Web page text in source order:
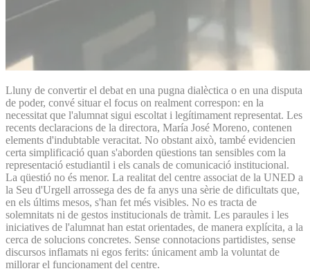
Lluny de convertir el debat en una pugna dialèctica o en una disputa
de poder, convé situar el focus on realment correspon: en la
necessitat que l'alumnat sigui escoltat i legítimament representat. Les
recents declaracions de la directora, María José Moreno, contenen
elements d'indubtable veracitat. No obstant això, també evidencien
certa simplificació quan s'aborden qüestions tan sensibles com la
representació estudiantil i els canals de comunicació institucional.
La qüestió no és menor. La realitat del centre associat de la UNED a
la Seu d'Urgell arrossega des de fa anys una sèrie de dificultats que,
en els últims mesos, s'han fet més visibles. No es tracta de
solemnitats ni de gestos institucionals de tràmit. Les paraules i les
iniciatives de l'alumnat han estat orientades, de manera explícita, a la
cerca de solucions concretes. Sense connotacions partidistes, sense
discursos inflamats ni egos ferits: únicament amb la voluntat de
millorar el funcionament del centre.